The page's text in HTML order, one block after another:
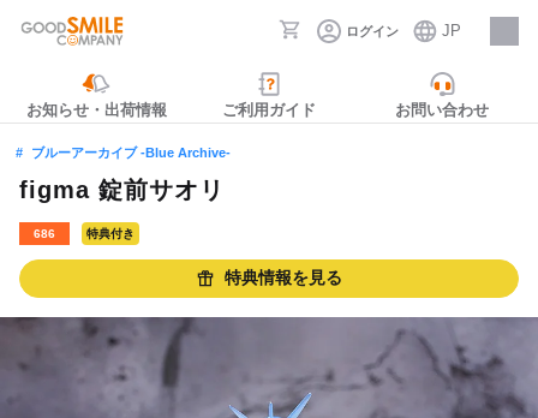
ログイン JP
採用情報
お知らせ・出荷情報 ご利用ガイド お問い合わせ
ブルーアーカイブ -Blue Archive-
figma 錠前サオリ
686 特典付き
特典情報を見る